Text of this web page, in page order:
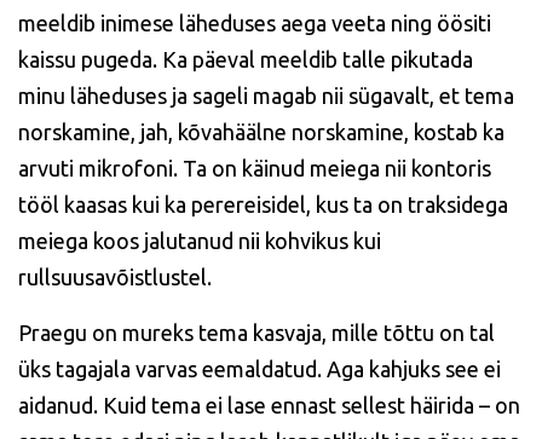
meeldib inimese läheduses aega veeta ning öösiti
kaissu pugeda. Ka päeval meeldib talle pikutada
minu läheduses ja sageli magab nii sügavalt, et tema
norskamine, jah, kõvahäälne norskamine, kostab ka
arvuti mikrofoni. Ta on käinud meiega nii kontoris
tööl kaasas kui ka perereisidel, kus ta on traksidega
meiega koos jalutanud nii kohvikus kui
rullsuusavõistlustel.
Praegu on mureks tema kasvaja, mille tõttu on tal
üks tagajala varvas eemaldatud. Aga kahjuks see ei
aidanud. Kuid tema ei lase ennast sellest häirida – on